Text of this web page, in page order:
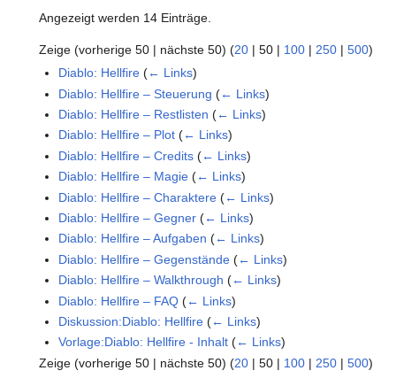
Angezeigt werden 14 Einträge.
Zeige (vorherige 50 | nächste 50) (20 | 50 | 100 | 250 | 500)
Diablo: Hellfire (← Links)
Diablo: Hellfire – Steuerung (← Links)
Diablo: Hellfire – Restlisten (← Links)
Diablo: Hellfire – Plot (← Links)
Diablo: Hellfire – Credits (← Links)
Diablo: Hellfire – Magie (← Links)
Diablo: Hellfire – Charaktere (← Links)
Diablo: Hellfire – Gegner (← Links)
Diablo: Hellfire – Aufgaben (← Links)
Diablo: Hellfire – Gegenstände (← Links)
Diablo: Hellfire – Walkthrough (← Links)
Diablo: Hellfire – FAQ (← Links)
Diskussion:Diablo: Hellfire (← Links)
Vorlage:Diablo: Hellfire - Inhalt (← Links)
Zeige (vorherige 50 | nächste 50) (20 | 50 | 100 | 250 | 500)